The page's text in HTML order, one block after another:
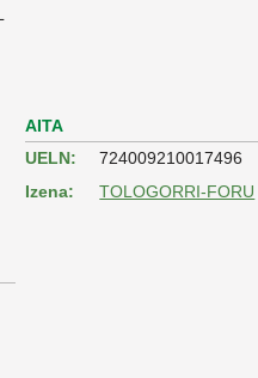
AITA
UELN:
724009210017496
Izena:
TOLOGORRI-FORU